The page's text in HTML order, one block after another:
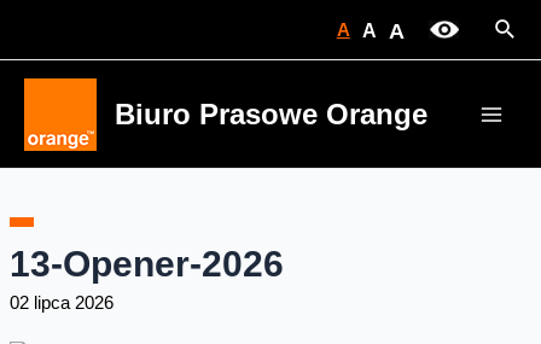
A A A
Biuro Prasowe Orange
13-Opener-2026
02 lipca 2026